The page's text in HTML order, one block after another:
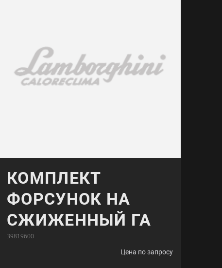
КОМПЛЕКТ
ФОРСУНОК НА
СЖИЖЕННЫЙ ГА
39819600
Цена по запросу